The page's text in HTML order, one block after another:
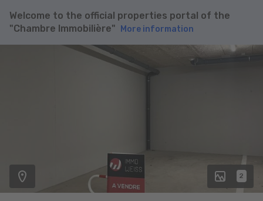
Welcome to the official properties portal of the
"Chambre Immobilière"
More information
2